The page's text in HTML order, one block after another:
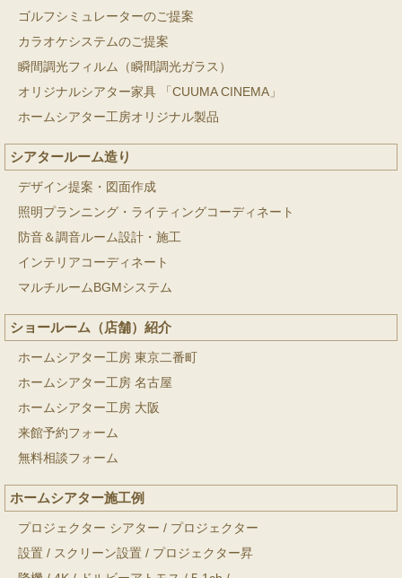
ゴルフシミュレーターのご提案
カラオケシステムのご提案
瞬間調光フィルム（瞬間調光ガラス）
オリジナルシアター家具 「CUUMA CINEMA」
ホームシアター工房オリジナル製品
シアタールーム造り
デザイン提案・図面作成
照明プランニング・ライティングコーディネート
防音＆調音ルーム設計・施工
インテリアコーディネート
マルチルームBGMシステム
ショールーム（店舗）紹介
ホームシアター工房 東京二番町
ホームシアター工房 名古屋
ホームシアター工房 大阪
来館予約フォーム
無料相談フォーム
ホームシアター施工例
プロジェクター シアター / プロジェクター
設置 / スクリーン設置 / プロジェクター昇